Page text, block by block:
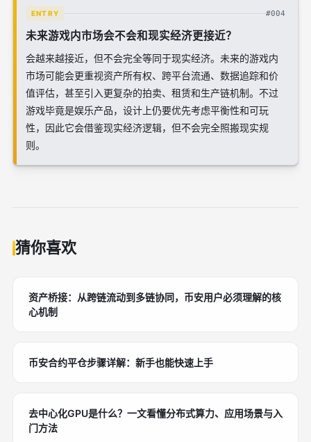
ENTRY #004
未来游戏内市场会不会和现实经济更接近？
会越来越接近，但不会完全等同于现实经济。未来的游戏内
市场可能会更重视资产所有权、跨平台流通、数据追踪和价
值评估，甚至引入更复杂的拍卖、租赁和生产链机制。不过
游戏毕竟是娱乐产品，设计上仍要优先考虑平衡性和可玩
性，因此它会借鉴现实经济逻辑，但不会完全照搬现实规
则。
猜你喜欢
资产桥接：从跨链流动到多链协同，币安用户必须理解的核
心机制
币安合约平仓步骤详解：新手也能快速上手
去中心化GPU是什么？一文看懂分布式算力、应用场景与入
门方法